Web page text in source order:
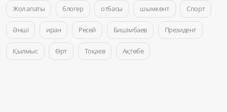
Жол апаты блогер отбасы шымкент Спорт
Әнші иран Ресей Бишімбаев Президент
Қылмыс Өрт Тоқаев Ақтөбе